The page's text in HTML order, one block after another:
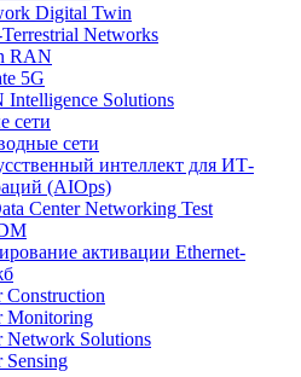
Digital Twin
Networks
RAN
5G
Intelligence Solutions
сети
сети
интеллект для ИТ-
(AIOps)
Center Networking Test
активации Ethernet-
Construction
Monitoring
Network Solutions
Sensing